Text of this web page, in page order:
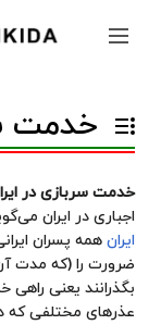
جمع و باز کردن
تغییر وضعیت فهرست محتویات خدمت
خدمت سربازی در
اجباری در ایران
ایران
ضرورت را (که مدت
بگذرانند یعنی
عذرهای مختلفی که